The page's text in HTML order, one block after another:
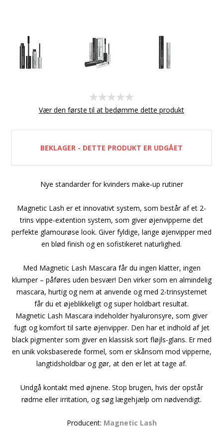
Vær den første til at bedømme dette produkt
BEKLAGER - DETTE PRODUKT ER UDGÅET
Nye standarder for kvinders make-up rutiner
Magnetic Lash er et innovativt system, som består af et 2-
trins vippe-extention system, som giver øjenvipperne det
perfekte glamourøse look. Giver fyldige, lange øjenvipper med
en blød finish og en sofistikeret naturlighed.
Med Magnetic Lash Mascara får du ingen klatter, ingen
klumper – påføres uden besvær! Den virker som en almindelig
mascara, hurtig og nem at anvende og med 2-trinsystemet
får du et øjeblikkeligt og super holdbart resultat.
Magnetic Lash Mascara indeholder hyaluronsyre, som giver
fugt og komfort til sarte øjenvipper. Den har et indhold af Jet
black pigmenter som giver en klassisk sort fløjls-glans. Er med
en unik voksbaserede formel, som er skånsom mod vipperne,
langtidsholdbar og gør, at den er let at tage af.
Undgå kontakt med øjnene. Stop brugen, hvis der opstår
rødme eller irritation, og søg lægehjælp om nødvendigt.
Producent: Magnetic Lash